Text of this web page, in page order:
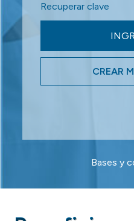
Recuperar clave
CREAR
Bases y